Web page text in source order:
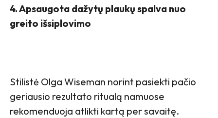
4. Apsaugota dažytų plaukų spalva nuo
greito išsiplovimo
Stilistė Olga Wiseman norint pasiekti pačio
geriausio rezultato ritualą namuose
rekomenduoja atlikti kartą per savaitę.